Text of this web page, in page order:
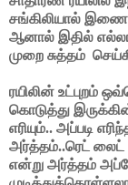
சங்கிலியால்
ஆனால் இதில்
முறை சுத்தம்
ரயிலின் உட்புறம்
கொடுத்து
எரியும்.. அப்படி
அர்த்தம்..ரெட் லைட்
என்று அர்த்தம்